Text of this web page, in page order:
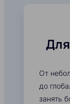
От
до
занять